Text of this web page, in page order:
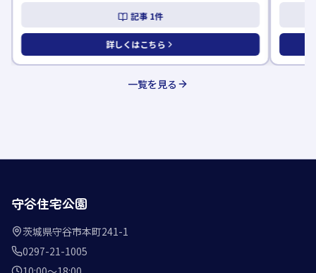
記事 1件
詳しくはこちら
一覧を見る
守谷住宅公園
茨城県守谷市本町241-1
0297-21-1005